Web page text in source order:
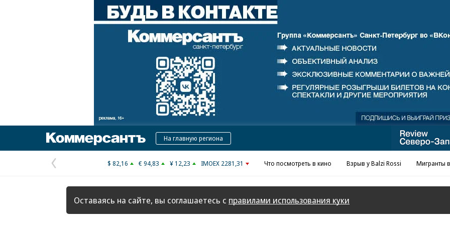
КоммерсантъНа главную региона
Предыдущая
страница
$ 82,16 € 94,83 ¥ 12,23 IMOEX 2281,31 Что посмотреть в кино Взрыв у Balzi Rossi Мигранты
Оставаясь на сайте, вы соглашаетесь с правилами использования куки